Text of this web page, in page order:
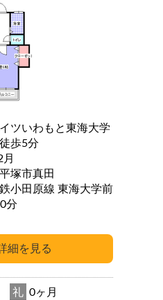
ツいわもと東海大学
歩5分
塚市真田
小田原線 東海大学前
歩 10分
礼 0ヶ月